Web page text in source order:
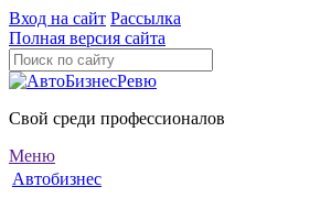
Вход на сайт Рассылка
Полная версия сайта
Свой среди профессионалов
Меню
Автобизнес